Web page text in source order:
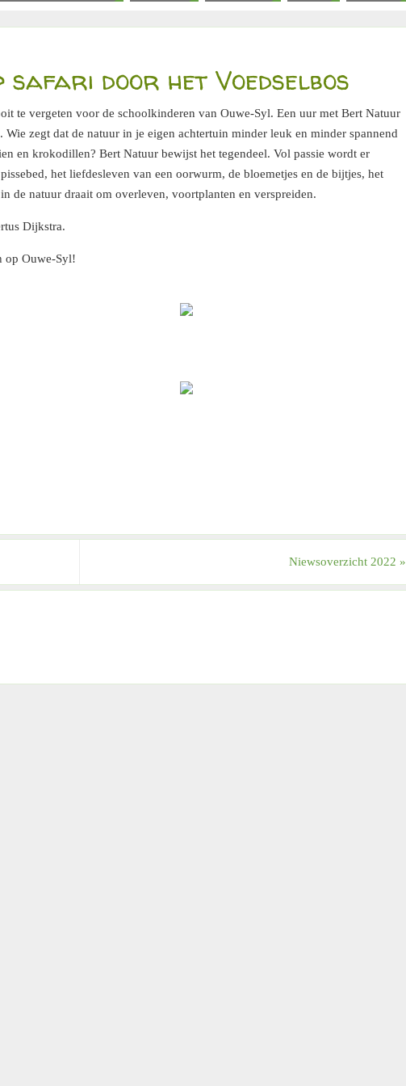
door het Voedselbos
te vergeten voor de schoolkinderen van Ouwe-Syl. Een uur met Bert Natuur
zegt dat de natuur in je eigen achtertuin minder leuk en minder spannend
en krokodillen? Bert Natuur bewijst het tegendeel. Vol passie wordt er
het liefdesleven van een oorwurm, de bloemetjes en de bijtjes, het
de natuur draait om overleven, voortplanten en verspreiden.
Dijkstra.
op Ouwe-Syl!
Niewsoverzicht 2022 »